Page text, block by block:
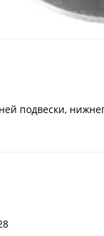
подвески,